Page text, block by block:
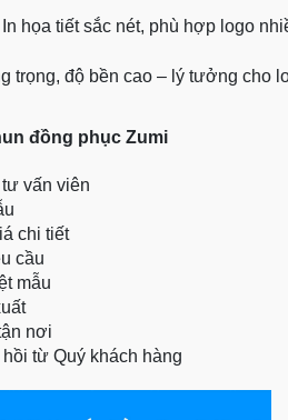
In họa tiết sắc nét, phù hợp logo
trọng, độ bền cao – lý tưởng cho
đồng phục Zumi
vấn viên
chi tiết
cầu
mẫu
nơi
từ Quý khách hàng